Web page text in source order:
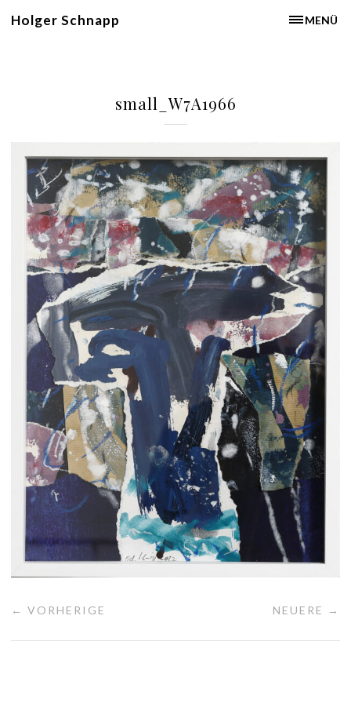
MENÜ
Holger Schnapp
small_W7A1966
← VORHERIGE NEUERE →